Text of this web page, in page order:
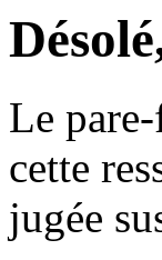
Le
cette
jugée